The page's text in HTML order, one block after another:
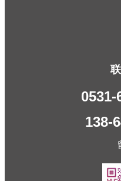
0531-
138-